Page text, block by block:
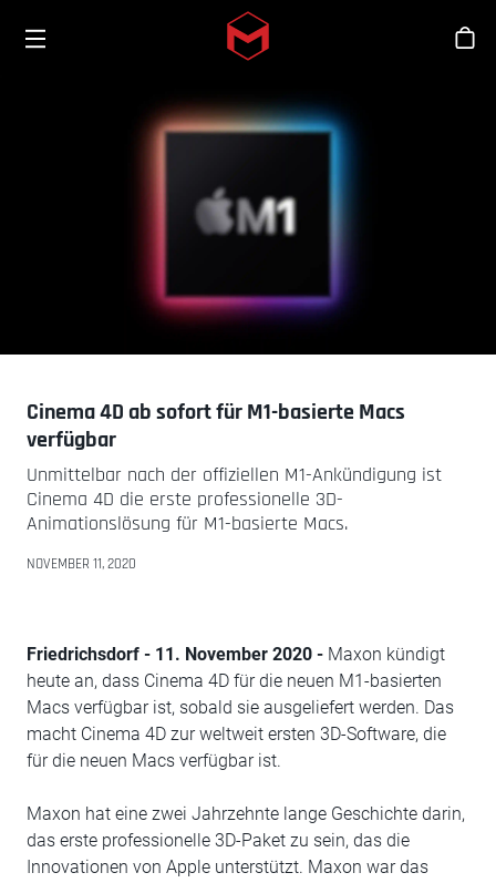
Skip to main content
Cinema 4D ab sofort für M1-basierte Macs
verfügbar
Unmittelbar nach der offiziellen M1-Ankündigung ist
Cinema 4D die erste professionelle 3D-
Animationslösung für M1-basierte Macs.
NOVEMBER 11, 2020
Friedrichsdorf - 11. November 2020 - Maxon kündigt
heute an, dass Cinema 4D für die neuen M1-basierten
Macs verfügbar ist, sobald sie ausgeliefert werden. Das
macht Cinema 4D zur weltweit ersten 3D-Software, die
für die neuen Macs verfügbar ist.
Maxon hat eine zwei Jahrzehnte lange Geschichte darin,
das erste professionelle 3D-Paket zu sein, das die
Innovationen von Apple unterstützt. Maxon war das